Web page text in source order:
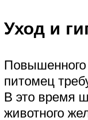
Уход и
питомец
В это время
животного